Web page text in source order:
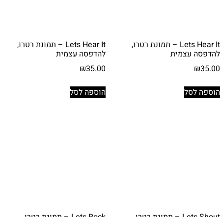
Lets Hear It – תמונת רטרו,
להדפסה עצמית
₪35.00
הוספה לסל
Lets Hear It – תמונת רטרו,
להדפסה עצמית
₪35.00
הוספה לסל